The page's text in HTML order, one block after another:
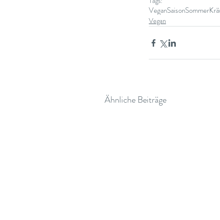
VeganSaisonSommer
Vegan
Ähnliche Beiträge